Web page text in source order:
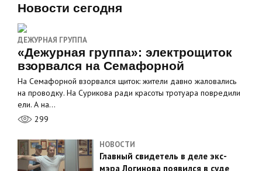
Новости сегодня
ДЕЖУРНАЯ ГРУППА
«Дежурная группа»: электрощиток
взорвался на Семафорной
На Семафорной взорвался щиток: жители давно жаловались
на проводку. На Сурикова ради красоты тротуара повредили
ели. А на…
299
НОВОСТИ
Главный свидетель в деле экс-
мэра Логинова появился в суде